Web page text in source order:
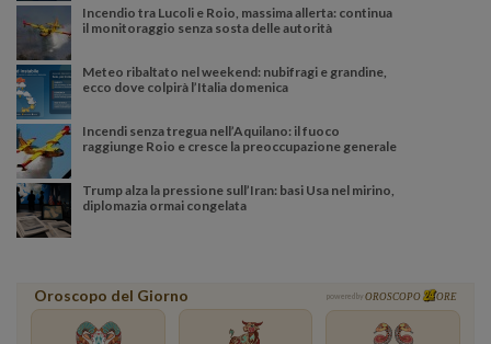
Incendio tra Lucoli e Roio, massima allerta: continua
il monitoraggio senza sosta delle autorità
Meteo ribaltato nel weekend: nubifragi e grandine,
ecco dove colpirà l’Italia domenica
Incendi senza tregua nell’Aquilano: il fuoco
raggiunge Roio e cresce la preoccupazione generale
Trump alza la pressione sull’Iran: basi Usa nel mirino,
diplomazia ormai congelata
Oroscopo del Giorno powered by OROSCOPO ORE